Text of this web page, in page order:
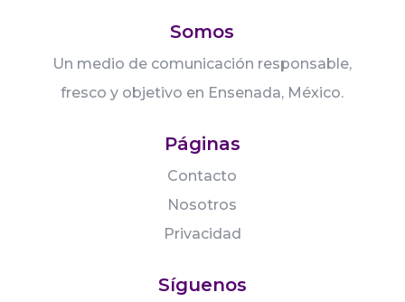
Somos
Un medio de comunicación responsable,
fresco y objetivo en Ensenada, México.
Páginas
Contacto
Nosotros
Privacidad
Síguenos